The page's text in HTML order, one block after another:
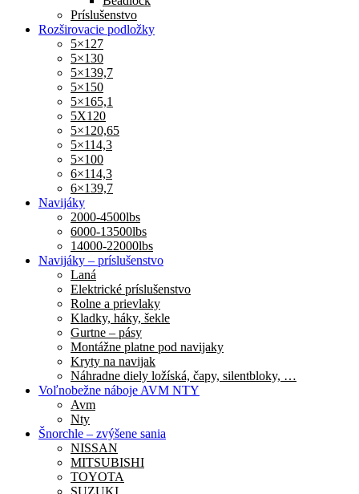
Príslušenstvo
Rozširovacie podložky
5×127
5×130
5×139,7
5×150
5×165,1
5X120
5×120,65
5×114,3
5×100
6×114,3
6×139,7
Navijáky
2000-4500lbs
6000-13500lbs
14000-22000lbs
Navijáky – príslušenstvo
Laná
Elektrické príslušenstvo
Rolne a prievlaky
Kladky, háky, šekle
Gurtne – pásy
Montážne platne pod navijaky
Kryty na navijak
Náhradne diely ložíská, čapy, silentbloky, …
Voľnobežne náboje AVM NTY
Avm
Nty
Šnorchle – zvýšene sania
NISSAN
MITSUBISHI
TOYOTA
SUZUKI